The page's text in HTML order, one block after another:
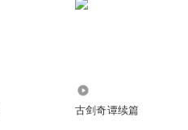
古剑奇谭续篇